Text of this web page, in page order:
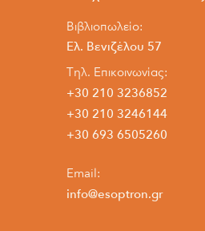
Βιβλιοπωλείο:
Ελ. Βενιζέλου 57
Τηλ. Επικοινωνίας:
+30 210 3236852
+30 210 3246144
+30 693 6505260
Email:
info@esoptron.gr